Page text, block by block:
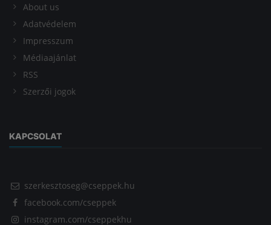
About us
Adatvédelem
Impresszum
Médiaajánlat
RSS
Szerzői jogok
KAPCSOLAT
szerkesztoseg@cseppek.hu
facebook.com/cseppek
instagram.com/cseppekhu